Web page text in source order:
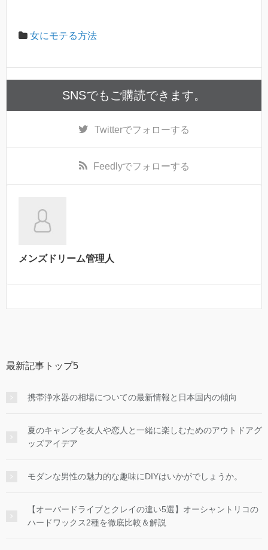
女にモテる方法
SNSでもご購読できます。
Twitterでフォローする
Feedlyでフォローする
メンズドリーム管理人
最新記事トップ5
携帯浄水器の相場についての最新情報と日本国内の傾向
夏のキャンプを友人や恋人と一緒に楽しむためのアウトドアグ
ッズアイデア
モダンな男性の魅力的な趣味にDIYはいかがでしょうか。
【オーバードライブとクレイの違い5選】オーシャントリコの
ハードワックス2種を徹底比較＆解説